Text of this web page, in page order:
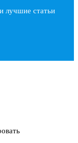
лучшие статьи